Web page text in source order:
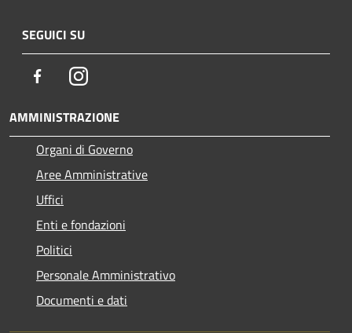
SEGUICI SU
FacebookInstagram
AMMINISTRAZIONE
Organi di Governo
Aree Amministrative
Uffici
Enti e fondazioni
Politici
Personale Amministrativo
Documenti e dati